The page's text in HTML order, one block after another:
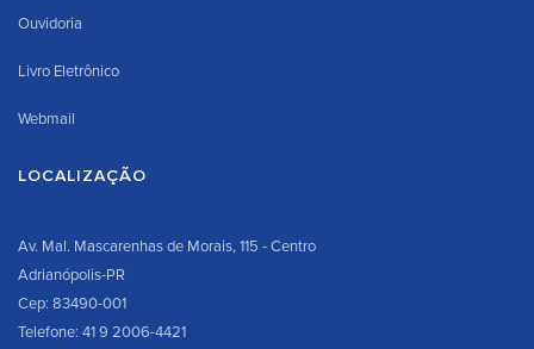
Ouvidoria
Livro Eletrônico
Webmail
LOCALIZAÇÃO
Av. Mal. Mascarenhas de Morais, 115 - Centro
Adrianópolis-PR
Cep: 83490-001
Telefone: 41 9 2006-4421